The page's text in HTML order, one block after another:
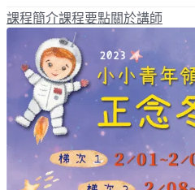
課程簡介課程要點關於講師